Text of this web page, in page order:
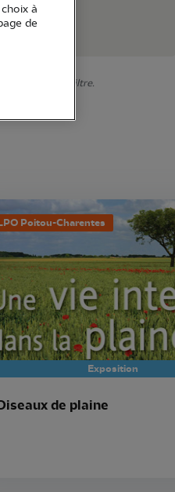
votre premier filtre.
Poitou-Charentes
Exposition
de plaine
à
de